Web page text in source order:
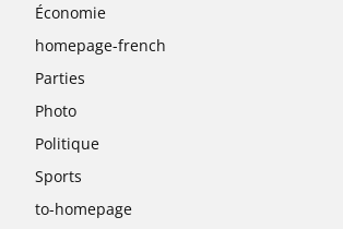
Économie
homepage-french
Parties
Photo
Politique
Sports
to-homepage